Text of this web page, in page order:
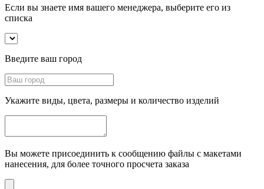
Если вы знаете имя вашего менеджера, выберите его из
списка
Введите ваш город
Укажите виды, цвета, размеры и количество изделий
Вы можете присоединить к сообщению файлы с макетами
нанесения, для более точного просчета заказа